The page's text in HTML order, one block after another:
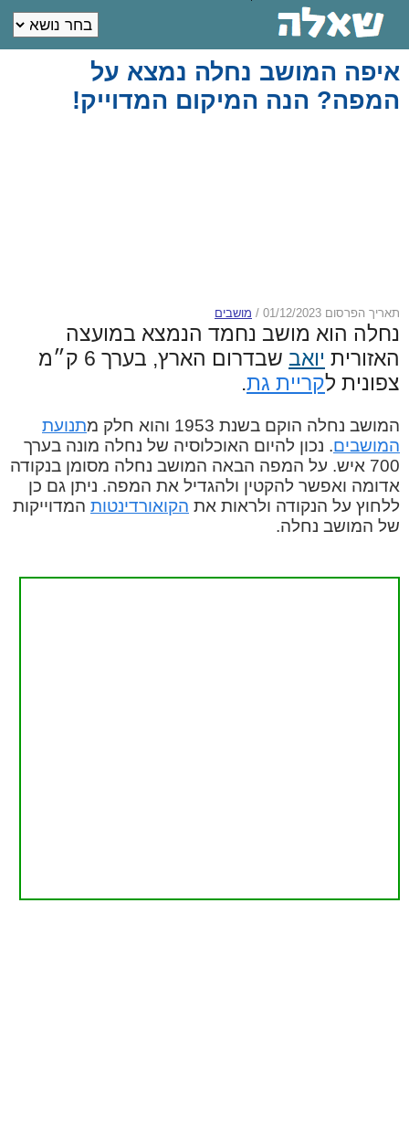
איפה המושב נחלה נמצא על
המפה? הנה המיקום המדוייק!
תאריך הפרסום 01/12/2023 / מושבים
נחלה הוא מושב נחמד הנמצא במועצה
האזורית יואב
שבדרום הארץ, בערך 6 ק״מ
צפונית לקריית גת.
המושב נחלה הוקם בשנת 1953 והוא חלק מ
תנועת
המושבים. נכון להיום האוכלוסיה של נחלה מונה בערך
700 איש. על המפה הבאה המושב נחלה מסומן בנקודה
אדומה ואפשר להקטין ולהגדיל את המפה. ניתן גם כן
ללחוץ על הנקודה ולראות את הקואורדינטות המדוייקות
של המושב נחלה.